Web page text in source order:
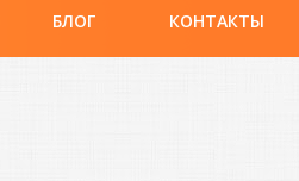
БЛОГ КОНТАКТЫ